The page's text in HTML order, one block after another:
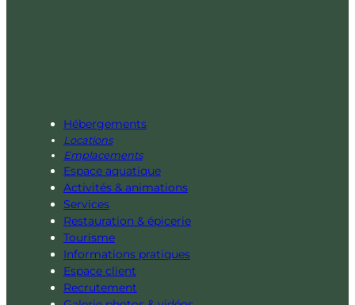
Hébergements
Locations
Emplacements
Espace aquatique
Activités & animations
Services
Restauration & épicerie
Tourisme
Informations pratiques
Espace client
Recrutement